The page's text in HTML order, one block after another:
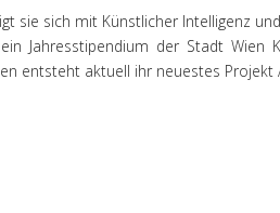
sie sich mit Künstlicher Intelligenz
Jahresstipendium der Stadt
aktuell ihr neuestes Projekt